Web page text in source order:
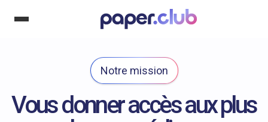
Notre mission
Vous donner accès aux plus